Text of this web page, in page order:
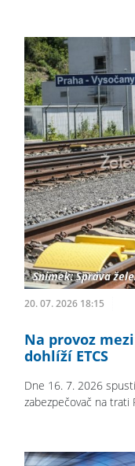
20. 07. 2026 18:15
Na provoz
dohlíží ETCS
Dne 16. 7. 2026
zabezpečovač na trati